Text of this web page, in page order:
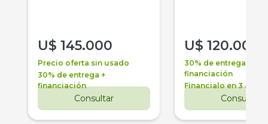
U$ 145.000
Precio oferta sin usado
30% de entrega +
financiación
Consultar
U$ 120.000
30% de entrega +
financiación
Financialo en 3 años
Consultar